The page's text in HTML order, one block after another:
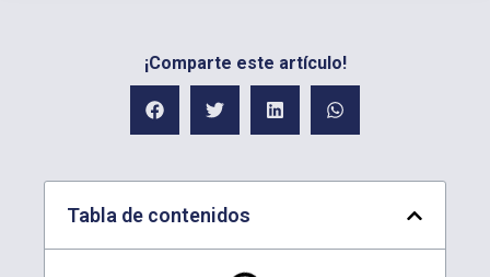
¡Comparte este artículo!
Tabla de contenidos